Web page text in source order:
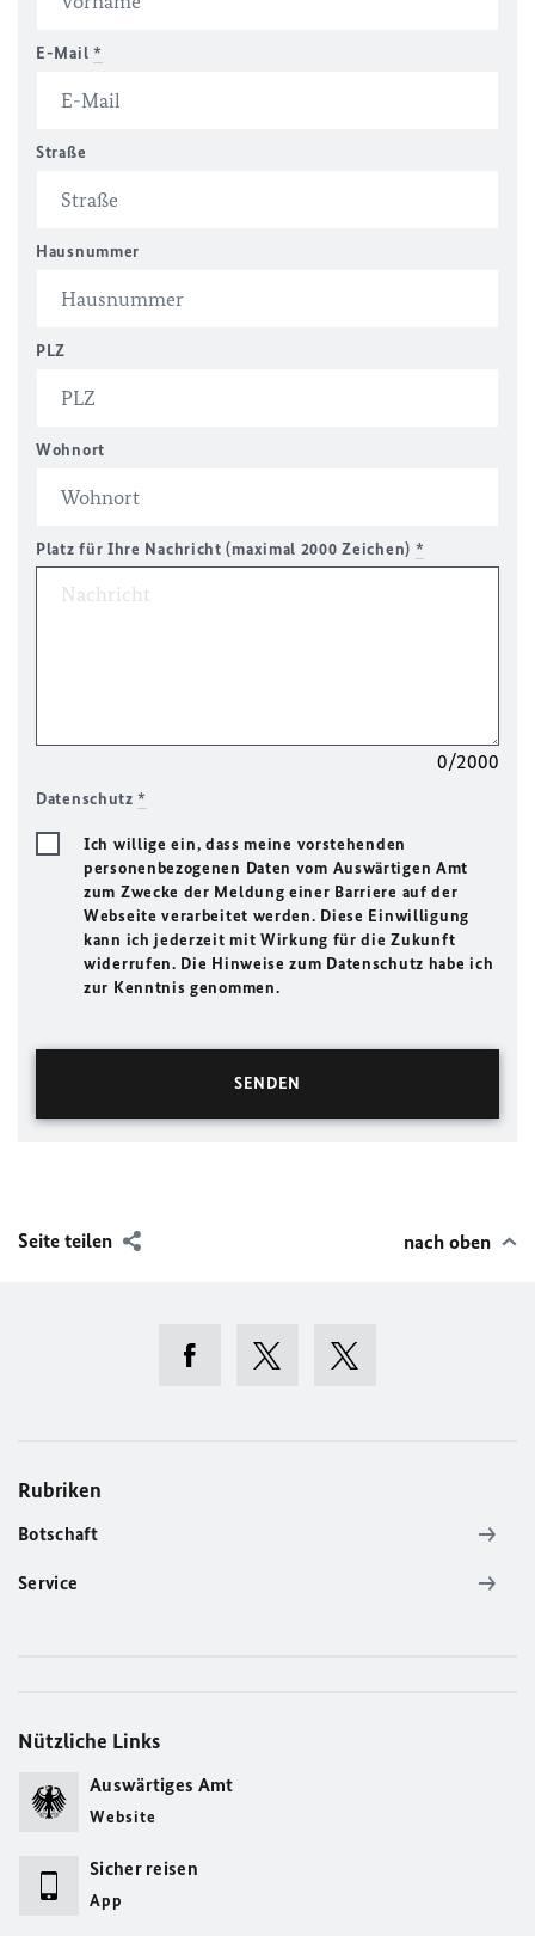
E-Mail *
Straße
Hausnummer
PLZ
Wohnort
Platz für Ihre Nachricht (maximal 2000 Zeichen) *
0/2000
Datenschutz*
Ich willige ein, dass meine vorstehenden
personenbezogenen Daten vom Auswärtigen Amt
zum Zwecke der Meldung einer Barriere auf der
Webseite verarbeitet werden. Diese Einwilligung
kann ich jederzeit mit Wirkung für die Zukunft
widerrufen. Die Hinweise zum Datenschutz habe ich
zur Kenntnis genommen.
Seite teilen nach oben
Rubriken
Botschaft
Service
Nützliche Links
Auswärtiges Amt
Website
Sicher reisen
App